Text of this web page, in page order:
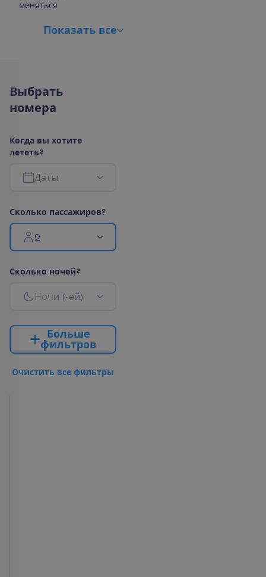
меняться
Показать все
Выбрать
номера
Когда вы хотите
лететь?
Даты
Сколько пассажиров?
2
Сколько ночей?
Ночи (-ей)
Больше
фильтров
Очистить все фильтры